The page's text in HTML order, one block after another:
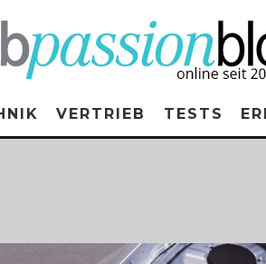
VERTRIEB TESTS